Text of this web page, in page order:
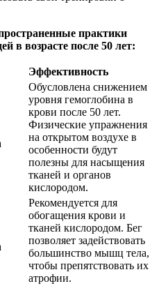
практики
в возрасте после 50 лет:
Эффективность
Обусловлена снижением
уровня гемоглобина в
крови после 50 лет.
Физические упражнения
на открытом воздухе в
особенности будут
полезны для насыщения
тканей и органов
кислородом.
Рекомендуется для
обогащения крови и
тканей кислородом. Бег
позволяет задействовать
большинство мышц тела,
чтобы препятствовать их
атрофии.